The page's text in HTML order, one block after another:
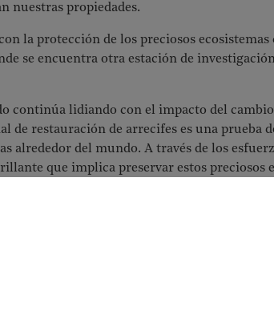
nuestras propiedades.
la protección de los preciosos ecosistemas
se encuentra otra estación de
continúa lidiando con el impacto del
de restauración de arrecifes es una prueba
alrededor del mundo. A través de los
que implica preservar estos preciosos